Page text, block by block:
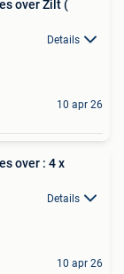
over Zilt (
Details
10 apr 26
over : 4 x
Details
10 apr 26